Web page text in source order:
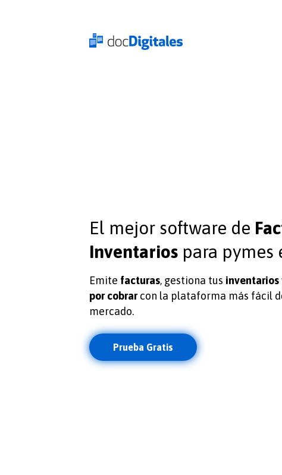
El mejor software de
Inventarios para pymes
Emite facturas, gestiona tus inventarios
por cobrarcon la plataforma más fácil
mercado.
Prueba Gratis